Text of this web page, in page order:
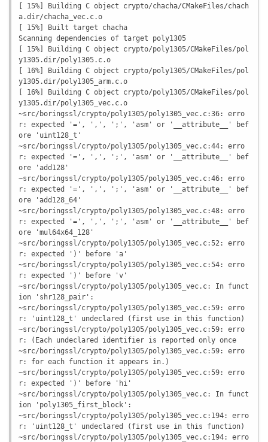
[ 15%] Building C object crypto/chacha/CMakeFiles/chach
a.dir/chacha_vec.c.o
[ 15%] Built target chacha
Scanning dependencies of target poly1305
[ 15%] Building C object crypto/poly1305/CMakeFiles/pol
y1305.dir/poly1305.c.o
[ 16%] Building C object crypto/poly1305/CMakeFiles/pol
y1305.dir/poly1305_arm.c.o
[ 16%] Building C object crypto/poly1305/CMakeFiles/pol
y1305.dir/poly1305_vec.c.o
~src/boringssl/crypto/poly1305/poly1305_vec.c:36: erro
r: expected '=', ',', ';', 'asm' or '__attribute__' bef
ore 'uint128_t'
~src/boringssl/crypto/poly1305/poly1305_vec.c:44: erro
r: expected '=', ',', ';', 'asm' or '__attribute__' bef
ore 'add128'
~src/boringssl/crypto/poly1305/poly1305_vec.c:46: erro
r: expected '=', ',', ';', 'asm' or '__attribute__' bef
ore 'add128_64'
~src/boringssl/crypto/poly1305/poly1305_vec.c:48: erro
r: expected '=', ',', ';', 'asm' or '__attribute__' bef
ore 'mul64x64_128'
~src/boringssl/crypto/poly1305/poly1305_vec.c:52: erro
r: expected ')' before 'a'
~src/boringssl/crypto/poly1305/poly1305_vec.c:54: erro
r: expected ')' before 'v'
~src/boringssl/crypto/poly1305/poly1305_vec.c: In funct
ion 'shr128_pair':
~src/boringssl/crypto/poly1305/poly1305_vec.c:59: erro
r: 'uint128_t' undeclared (first use in this function)
~src/boringssl/crypto/poly1305/poly1305_vec.c:59: erro
r: (Each undeclared identifier is reported only once
~src/boringssl/crypto/poly1305/poly1305_vec.c:59: erro
r: for each function it appears in.)
~src/boringssl/crypto/poly1305/poly1305_vec.c:59: erro
r: expected ')' before 'hi'
~src/boringssl/crypto/poly1305/poly1305_vec.c: In funct
ion 'poly1305_first_block':
~src/boringssl/crypto/poly1305/poly1305_vec.c:194: erro
r: 'uint128_t' undeclared (first use in this function)
~src/boringssl/crypto/poly1305/poly1305_vec.c:194: erro